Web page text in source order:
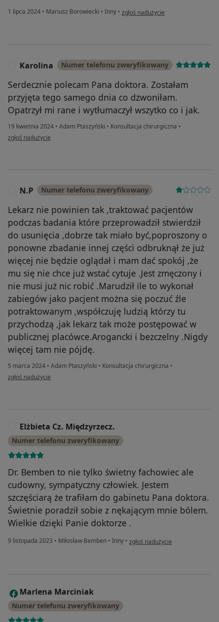
1 lipca 2024 • Mariusz Borowiecki • Inny • w opinii użytkownika
zgłoś nadużycie
Karolina Numer telefonu zweryfikowany
Serdecznie polecam Pana doktora. Zostałam
przyjęta tego samego dnia co dzwoniłam.
Opatrzył mi rane i wytłumaczył wszytko co i jak.
19 kwietnia 2024 • Adam Ptaszyński • Konsultacja chirurgiczna •
w opinii użytkownika Karolina
zgłoś nadużycie
N.P Numer telefonu zweryfikowany
Lekarz nie powinien tak ,traktować pacjentów
podczas badania które przeprowadził stwierdził
do usunięcia ,dobrze tak miało być,poproszony o
ponowne zbadanie innej części odbruknął że już
więcej nie będzie oglądał i mam dać spokój ,że
mu się nie chce już wstać cytuje .Jest zmęczony i
nie musi już nic robić .Marudził ile to wykonał
zabiegów jako pacjent można się poczuć źle
potraktowanym ,współczuję ludzią którzy tu
przychodzą ,jak lekarz tak może postępować w
publicznej placówce.Arogancki i bezczelny .Nigdy
więcej tam nie pójdę.
5 marca 2024 • Adam Ptaszyński • Konsultacja chirurgiczna •
w opinii użytkownika N.P
zgłoś nadużycie
Elżbieta Cz. Międzyrzecz.
Numer telefonu zweryfikowany
Dr. Bemben to nie tylko świetny fachowiec ale
cudowny, sympatyczny człowiek. Jestem
szczęściarą że trafiłam do gabinetu Pana doktora.
Świetnie poradził sobie z nękającym mnie bólem.
Wielkie dzięki Panie doktorze .
9 listopada 2023 • Miłosław Bemben • Inny • w opinii użytkownika Elżbieta
zgłoś nadużycie
M Marlena Marciniak
Numer telefonu zweryfikowany